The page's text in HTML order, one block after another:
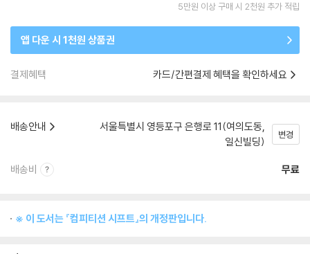
5만원 이상 구매 시 2천원 추가 적립
앱 다운 시 1천원 상품권
결제혜택 카드/간편결제 혜택을 확인하세요
배송안내
서울특별시 영등포구 은행로 11(여의도동,
일신빌딩)
변경
배송비 무료
※ 이 도서는 『컴피티션 시프트』의 개정판입니다.